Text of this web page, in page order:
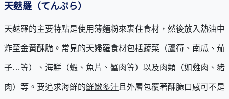
天麩羅（てんぷら）
天麩羅的主要特點是使用薄麵粉來裹住食材，然後放入熱油中
炸至金黃酥脆 。常見的天婦羅食材包括蔬菜（蘆筍、南瓜、茄
子…等）、海鮮（蝦、魚片、蟹肉等）以及肉類（如雞肉、豬
肉）等。要追求海鮮的鮮嫩多汁 且外層包覆著酥脆口感可不是